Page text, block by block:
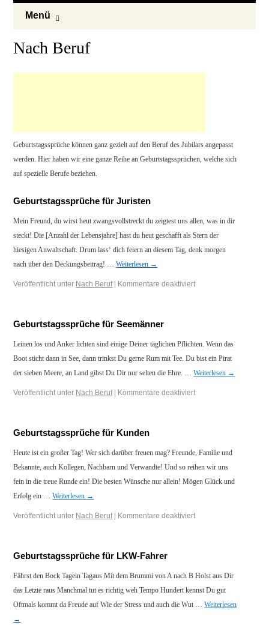
Menü
Nach Beruf
Geburtstagssprüche können ganz gezielt auf den Beruf des Jubilars angepasst
werden. Hier haben wir eine ganze Reihe an Geburtstagssprüchen, welche sich
auf spezielle Berufe beziehen.
Geburtstagssprüche für Juristen
Mein Freund, du wirst heut zwangsvollstreckt du zeigtest uns allen, was in dir
steckt! Die [Anzahl der Lebensjahre] hast du heut geschafft als Stern der
hiesigen Anwaltschaft. Drum lass‘ dich feiern an diesem Tag, denk morgen
nach über den Deckungsbeitrag! …Weiterlesen →
Veröffentlicht unter Nach Beruf Kommentare deaktiviert
Geburtstagssprüche für Seemänner
Leinen los und Anker lichten sind einige Deiner täglichen Pflichten. Wenn das
Boot sticht dann in See, dann trinkst Du gerne Rum mit Tee. Du bist ein Pirat
der sieben Meere, an Land gibst Du Dir nur selten die Ehre. …Weiterlesen →
Veröffentlicht unter Nach Beruf Kommentare deaktiviert
Geburtstagssprüche für Kunden
Heute ist ein großer Tag! Wer sich darüber freuen mag? Freunde, Familie und
Bekannte, auch Kollegen, Nachbarn und Verwandte! Und so reihen wir uns
fein in die treue Runde ein! Die besten Wünsche nur allein! Mögen Glück und
Erfolg ein …Weiterlesen →
Veröffentlicht unter Nach Beruf Kommentare deaktiviert
Geburtstagssprüche für LKW-Fahrer
Fährst den Bock Tagein Tagaus Mit dem Brummi von A nach B Holst aus Dir
das Letzte raus Manchmal tut es richtig weh Tempo Hundert kennst Du gut
Oftmals kommt da Freude auf Wie der Stress und auch die Wut …Weiterlesen
→